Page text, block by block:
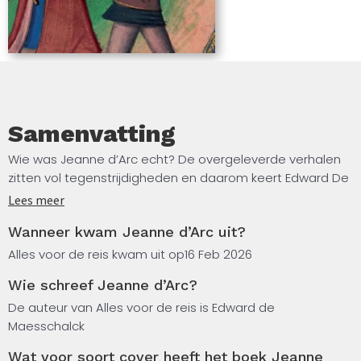
colleges. Trefpunt van intellectueel leven in de
Nederlanden (1425-1797), Moed en tegenspoed.
Edelvrouwen in de Bourgondische tijd, en De
Samenvatting
Wie was Jeanne d’Arc echt? De overgeleverde verhalen
zitten vol tegenstrijdigheden en daarom keert Edward De
Maesschalck terug naar de bronnen, die vaak in het Latijn
maar ook het latere proces van eerherstel uit 1456. Zo
reconstrueert hij het onwaarschijnlijke verhaal over de
oorlog tussen Engeland en Frankrijk een andere wending
te geven.
Lees meer
Wanneer kwam Jeanne d’Arc uit?
Alles voor de reis kwam uit op16 Feb 2026
Wie schreef Jeanne d’Arc?
De auteur van Alles voor de reis is Edward de
Maesschalck
Wat voor soort cover heeft het boek Jeanne